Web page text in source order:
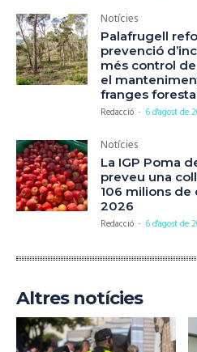
Notícies
Palafrugell
prevenció
més control de
el
franges
Redacció - 6 d'agost de
Notícies
La IGP Poma
preveu una
106 milions de
2026
Redacció - 6 d'agost de
Altres notícies